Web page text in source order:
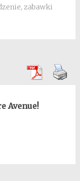
, zabawki
Avenue!